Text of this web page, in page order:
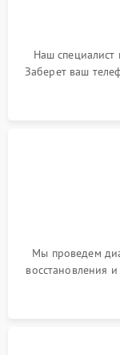
Наш специалист
Заберет ваш
Мы проведем
восстановления